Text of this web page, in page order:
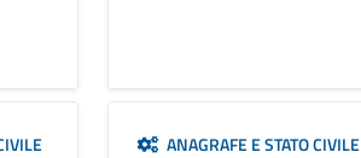
ANAGRAFE E STATO CIVILE